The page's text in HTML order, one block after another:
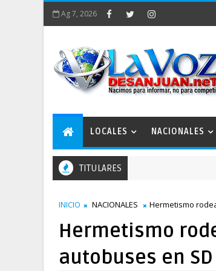
Ag 7, 2026
LOCALES NACIONALES
TITULARES
INICIO NACIONALES Hermetismo
Hermetismo
autobuses en SD